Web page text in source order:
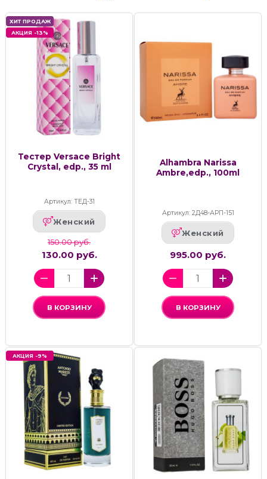
ХИТ ПРОДАЖ
АКЦИЯ -13%
Тестер Versace Bright
Crystal, edp., 35 ml
Артикул: ТЕД-31
Женский
150.00 руб.
130.00 руб.
В КОРЗИНУ
Alhambra Narissa
Ambre,edp., 100ml
Артикул: 2Д48-АРП-151
Женский
995.00 руб.
В КОРЗИНУ
АКЦИЯ -9%